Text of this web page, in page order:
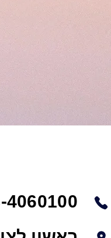
4060100